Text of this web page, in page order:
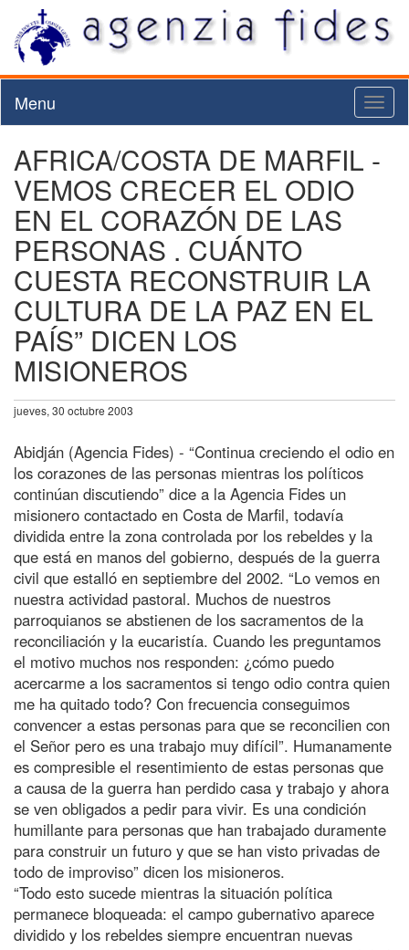
Menu
AFRICA/COSTA DE MARFIL -
VEMOS CRECER EL ODIO
EN EL CORAZÓN DE LAS
PERSONAS . CUÁNTO
CUESTA RECONSTRUIR LA
CULTURA DE LA PAZ EN EL
PAÍS” DICEN LOS
MISIONEROS
jueves, 30 octubre 2003
Abidján (Agencia Fides) - “Continua creciendo el odio en
los corazones de las personas mientras los políticos
continúan discutiendo” dice a la Agencia Fides un
misionero contactado en Costa de Marfil, todavía
dividida entre la zona controlada por los rebeldes y la
que está en manos del gobierno, después de la guerra
civil que estalló en septiembre del 2002. “Lo vemos en
nuestra actividad pastoral. Muchos de nuestros
parroquianos se abstienen de los sacramentos de la
reconciliación y la eucaristía. Cuando les preguntamos
el motivo muchos nos responden: ¿cómo puedo
acercarme a los sacramentos si tengo odio contra quien
me ha quitado todo? Con frecuencia conseguimos
convencer a estas personas para que se reconcilien con
el Señor pero es una trabajo muy difícil”. Humanamente
es compresible el resentimiento de estas personas que
a causa de la guerra han perdido casa y trabajo y ahora
se ven obligados a pedir para vivir. Es una condición
humillante para personas que han trabajado duramente
para construir un futuro y que se han visto privadas de
todo de improviso” dicen los misioneros.
“Todo esto sucede mientras la situación política
permanece bloqueada: el campo gubernativo aparece
dividido y los rebeldes siempre encuentran nuevas